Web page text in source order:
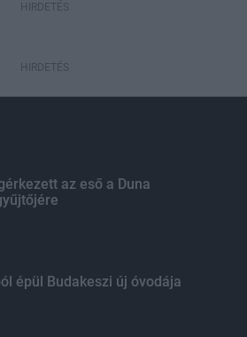
HIRDETÉS
HIRDETÉS
az eső a Duna
épül Budakeszi új óvodája